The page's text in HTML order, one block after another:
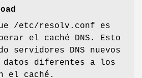
/etc/resolv.conf es
el caché DNS. Esto
servidores DNS nuevos
datos diferentes a los
el caché.